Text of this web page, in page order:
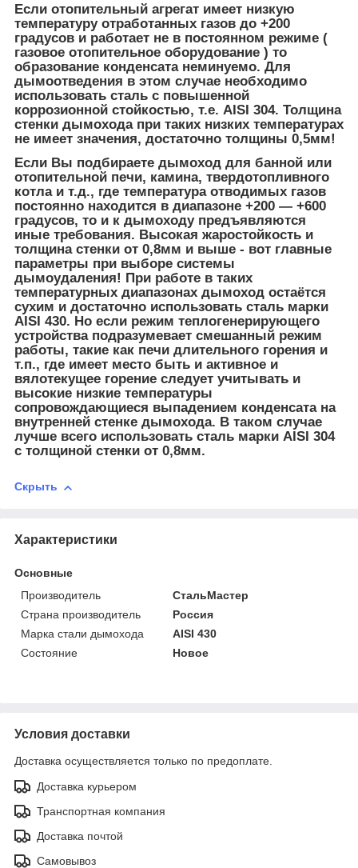
Если отопительный агрегат имеет низкую
температуру отработанных газов до +200
градусов и работает не в постоянном режиме (
газовое отопительное оборудование ) то
образование конденсата неминуемо. Для
дымоотведения в этом случае необходимо
использовать сталь с повышенной
коррозионной стойкостью, т.е. AISI 304. Толщина
стенки дымохода при таких низких температурах
не имеет значения, достаточно толщины 0,5мм!
Если Вы подбираете дымоход для банной или
отопительной печи, камина, твердотопливного
котла и т.д., где температура отводимых газов
постоянно находится в диапазоне +200 — +600
градусов, то и к дымоходу предъявляются
иные требования. Высокая жаростойкость и
толщина стенки от 0,8мм и выше - вот главные
параметры при выборе системы
дымоудаления! При работе в таких
температурных диапазонах дымоход остаётся
сухим и достаточно использовать сталь марки
AISI 430. Но если режим теплогенерирующего
устройства подразумевает смешанный режим
работы, такие как печи длительного горения и
т.п., где имеет место быть и активное и
вялотекущее горение следует учитывать и
высокие низкие температуры
сопровождающиеся выпадением конденсата на
внутренней стенке дымохода. В таком случае
лучше всего использовать сталь марки AISI 304
c толщиной стенки от 0,8мм.
Скрыть
Характеристики
Основные
Производитель
СтальМастер
Страна производитель
Россия
Марка стали дымохода
AISI 430
Состояние
Новое
Условия доставки
Доставка осуществляется только по предоплате.
Доставка курьером
Транспортная компания
Доставка почтой
Самовывоз